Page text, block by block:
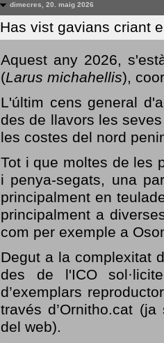
dimecres, 20. maig 2026
Has vist gavians criant
Aquest any 2026,
(Larus michahellis),
L'últim cens general
des de llavors les
les costes del nord
Tot i que moltes de les
i penya-segats, una
principalment en
principalment a
com per exemple a
Degut a la complexitat
des de l'ICO
d’exemplars
través d’Ornitho.cat
del web).